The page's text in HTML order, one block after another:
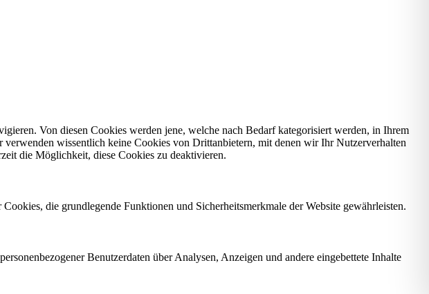
Von diesen Cookies werden jene, welche nach Bedarf kategorisiert werden, in Ihrem
wissentlich keine Cookies von Drittanbietern, mit denen wir Ihr Nutzerverhalten
die Möglichkeit, diese Cookies zu deaktivieren.
die grundlegende Funktionen und Sicherheitsmerkmale der Website gewährleisten.
Benutzerdaten über Analysen, Anzeigen und andere eingebettete Inhalte